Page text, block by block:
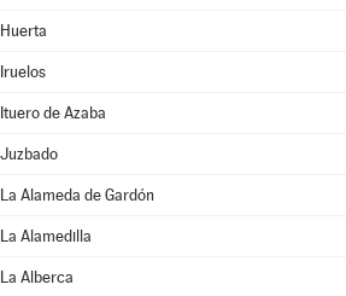
Huerta
Iruelos
Ituero de Azaba
Juzbado
La Alameda de Gardón
La Alamedilla
La Alberca